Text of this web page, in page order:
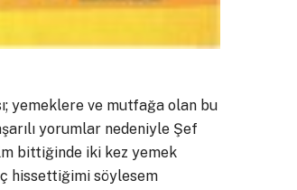
yemeklere ve mutfağa olan bu
yorumlar nedeniyle Şef
bittiğinde iki kez yemek
hissettiğimi söylesem